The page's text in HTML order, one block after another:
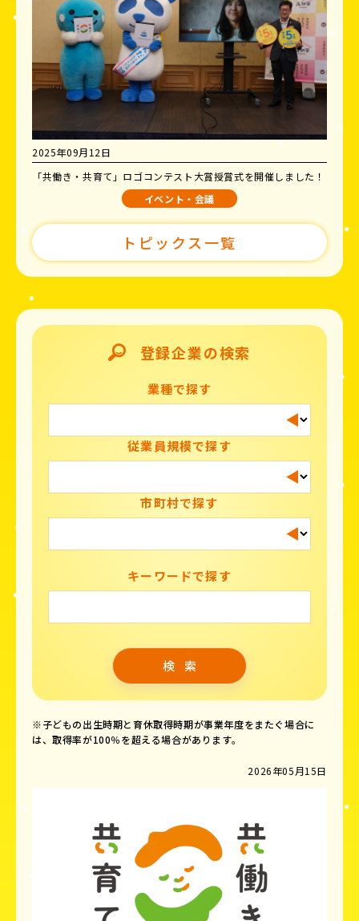
2025年09月12日
「共働き・共育て」ロゴコンテスト大賞授賞式を開催しました！
イベント・会議
トピックス一覧
登録企業の検索
業種で探す
従業員規模で探す
市町村で探す
キーワードで探す
※子どもの出生時期と育休取得時期が事業年度をまたぐ場合に
は、取得率が100％を超える場合があります。
2026年05月15日